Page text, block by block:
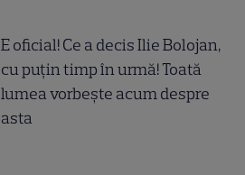
E oficial! Ce a decis Ilie Bolojan,
cu puțin timp în urmă! Toată
lumea vorbește acum despre
asta